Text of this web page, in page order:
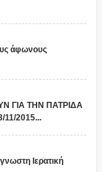
άφωνους
ΓΙΑ ΤΗΝ ΠΑΤΡΙΔΑ
11/2015...
Ιερατική